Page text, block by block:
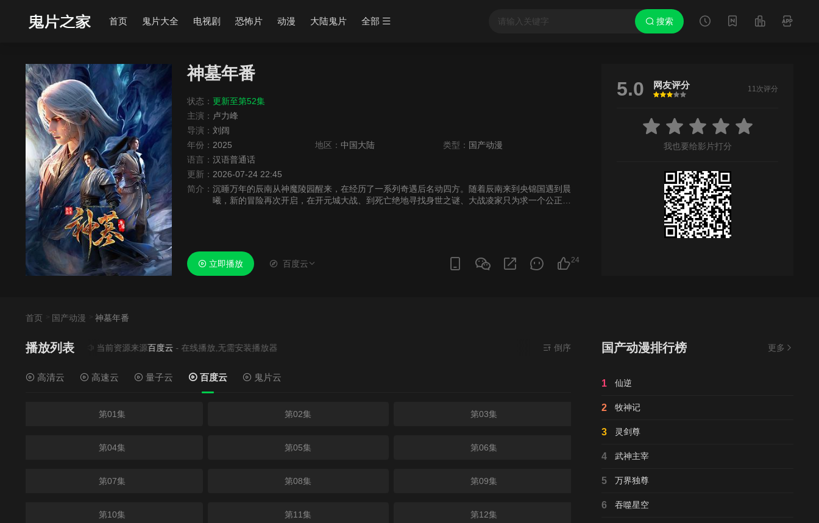
搜索
首页 鬼片大全 电视剧 恐怖片 动漫 大陆鬼片 全部
神墓年番
状态： 更新至第52集
主演： 卢力峰
导演： 刘阔
年份： 2025 地区： 中国大陆 类型： 国产动漫
语言： 汉语普通话
更新： 2026-07-24 22:45
简介： 沉睡万年的辰南从神魔陵园醒来，在经历了一系列奇遇后名动四方。随着辰南来到央锦国遇到晨
曦，新的冒险再次开启，在开元城大战、到死亡绝地寻找身世之谜、大战凌家只为求一个公正清
24
立即播放 百度云
5.0 网友评分
很差
较差还行推荐力荐
11次评分
我也要给影片打分
首页 国产动漫 神墓年番
播放列表 当前资源来源百度云- 在线播放,无需安装播放器 倒序
高清云 高速云 量子云 百度云 鬼片云
第01集 第02集 第03集
第04集 第05集 第06集
第07集 第08集 第09集
第10集 第11集 第12集
国产动漫排行榜 更多
1 仙逆
2 牧神记
3 灵剑尊
4 武神主宰
5 万界独尊
6 吞噬星空